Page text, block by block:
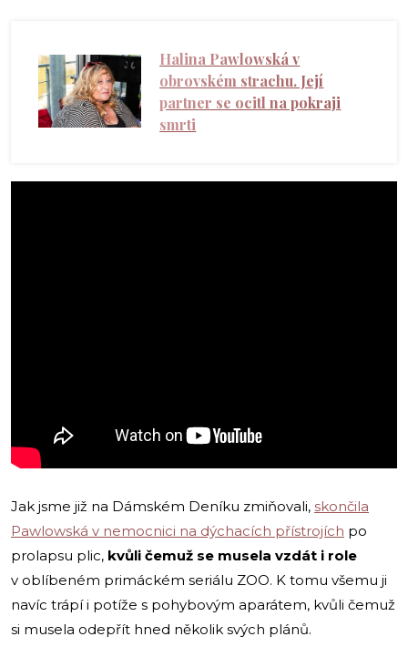
Halina Pawlowská v
obrovském strachu. Její
partner se ocitl na pokraji
smrti
Jak jsme již na Dámském Deníku zmiňovali, skončila
Pawlowská v nemocnici na dýchacích přístrojích po
prolapsu plic, kvůli čemuž se musela vzdát i role
v oblíbeném primáckém seriálu ZOO. K tomu všemu ji
navíc trápí i potíže s pohybovým aparátem, kvůli čemuž
si musela odepřít hned několik svých plánů.